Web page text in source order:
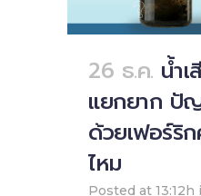
26 ธ.ค. น้ำ
แยกยาก ปั
ด้วยเฟอร์ริ
ไหม
Posted at 13:12h